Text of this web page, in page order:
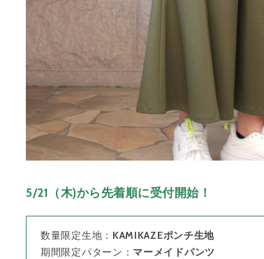
5/21（木)から先着順に受付開始！
数量限定生地： KAMIKAZEポンチ生地
期間限定パターン： マーメイドパンツ